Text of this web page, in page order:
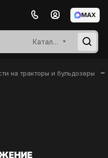
Каталог
MAX
на тракторы и бульдозеры –